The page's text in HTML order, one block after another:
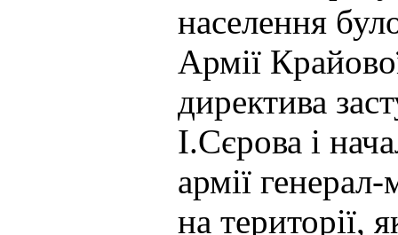
населення
Армії
директива
І.Сєрова і
армії
на території,